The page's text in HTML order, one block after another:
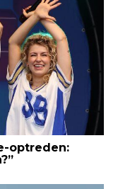
optreden: